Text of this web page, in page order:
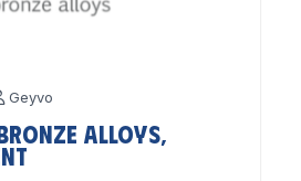
Geyvo
Alloys,